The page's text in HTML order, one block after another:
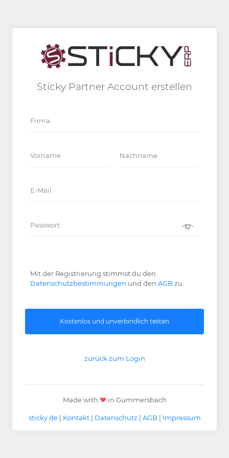
Sticky Partner Account erstellen
Mit der Registrierung stimmst du den
Datenschutzbestimmungen und den AGB zu.
zurück zum Login
Made with in Gummersbach
sticky.de| Kontakt| Datenschutz | AGB | Impressum